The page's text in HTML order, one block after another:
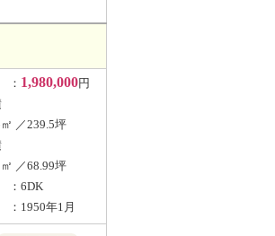
： 1,980,000円
㎡ ／239.5坪
㎡ ／68.99坪
：6DK
：1950年1月